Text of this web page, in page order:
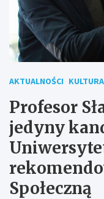
AKTUALNOŚCI KULTURA
Profesor
jedyny
Społeczną